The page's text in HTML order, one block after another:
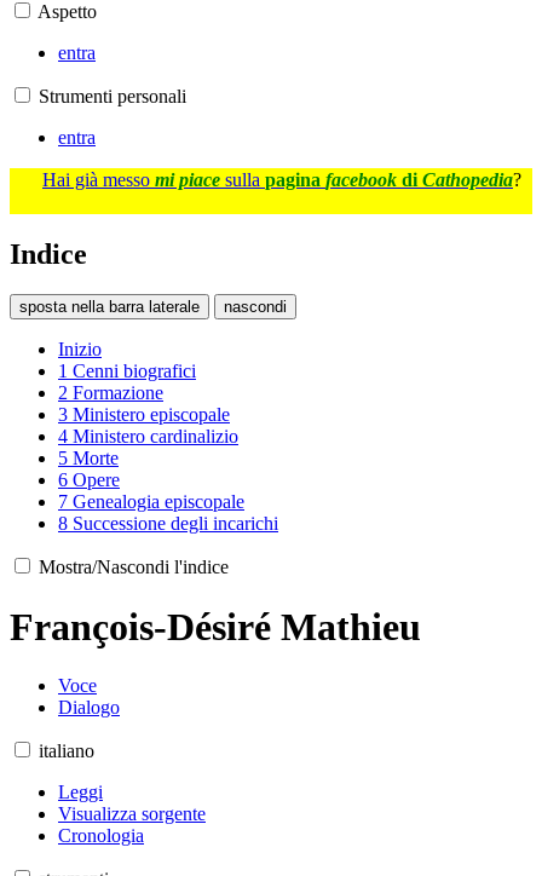
Aspetto
entra
Strumenti personali
entra
Hai già messo mi piace sulla pagina facebook di Cathopedia?
Indice
sposta nella barra laterale nascondi
Inizio
1 Cenni biografici
2 Formazione
3 Ministero episcopale
4 Ministero cardinalizio
5 Morte
6 Opere
7 Genealogia episcopale
8 Successione degli incarichi
Mostra/Nascondi l'indice
François-Désiré Mathieu
Voce
Dialogo
italiano
Leggi
Visualizza sorgente
Cronologia